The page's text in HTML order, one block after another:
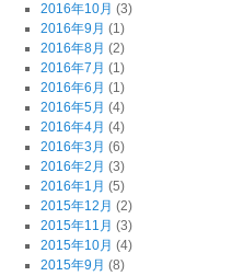
2016年10月 (3)
2016年9月 (1)
2016年8月 (2)
2016年7月 (1)
2016年6月 (1)
2016年5月 (4)
2016年4月 (4)
2016年3月 (6)
2016年2月 (3)
2016年1月 (5)
2015年12月 (2)
2015年11月 (3)
2015年10月 (4)
2015年9月 (8)